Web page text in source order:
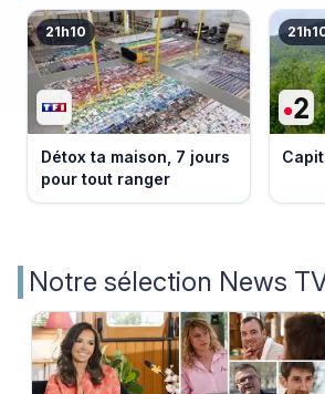
21h10
Détox ta maison, 7 jours
pour tout ranger
Notre sélection News